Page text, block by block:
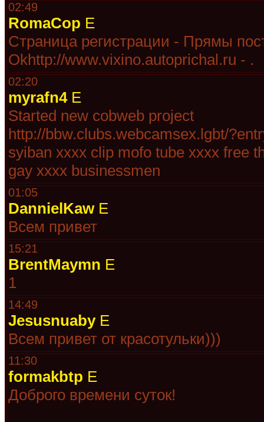
02:49
RomaCop E
Страница регистрации - Прямы
Okhttp://www.vixino.autoprichal.ru - .
02:20
myrafn4 E
Started new cobweb project
http://bbw.clubs.webcamsex.lgbt/
syiban xxxx clip mofo tube xxxx free
gay xxxx businessmen
01:05
DannielKaw E
Всем привет
15:21
BrentMaymn E
1
14:49
Jesusnuaby E
Всем привет от красотульки)))
11:30
formakbtp E
Доброго времени суток!